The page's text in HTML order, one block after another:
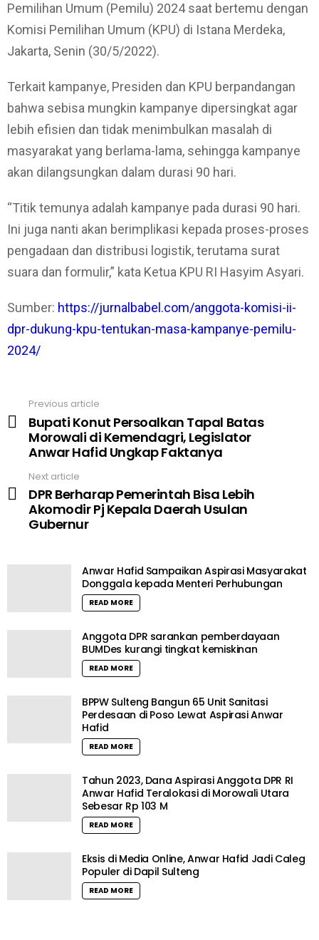
Pemilihan Umum (Pemilu) 2024 saat bertemu dengan
Komisi Pemilihan Umum (KPU) di Istana Merdeka,
Jakarta, Senin (30/5/2022).
Terkait kampanye, Presiden dan KPU berpandangan
bahwa sebisa mungkin kampanye dipersingkat agar
lebih efisien dan tidak menimbulkan masalah di
masyarakat yang berlama-lama, sehingga kampanye
akan dilangsungkan dalam durasi 90 hari.
“Titik temunya adalah kampanye pada durasi 90 hari.
Ini juga nanti akan berimplikasi kepada proses-proses
pengadaan dan distribusi logistik, terutama surat
suara dan formulir,” kata Ketua KPU RI Hasyim Asyari.
Sumber: https://jurnalbabel.com/anggota-komisi-ii-
dpr-dukung-kpu-tentukan-masa-kampanye-pemilu-
2024/
more
Previous article
Bupati Konut Persoalkan Tapal Batas
Morowali di Kemendagri, Legislator
Anwar Hafid Ungkap Faktanya
Next article
DPR Berharap Pemerintah Bisa Lebih
Akomodir Pj Kepala Daerah Usulan
Gubernur
Anwar Hafid Sampaikan Aspirasi Masyarakat
Donggala kepada Menteri Perhubungan
READ MORE
Anggota DPR sarankan pemberdayaan
BUMDes kurangi tingkat kemiskinan
READ MORE
BPPW Sulteng Bangun 65 Unit Sanitasi
Perdesaan di Poso Lewat Aspirasi Anwar
Hafid
READ MORE
Tahun 2023, Dana Aspirasi Anggota DPR RI
Anwar Hafid Teralokasi di Morowali Utara
Sebesar Rp 103 M
READ MORE
Eksis di Media Online, Anwar Hafid Jadi Caleg
Populer di Dapil Sulteng
READ MORE